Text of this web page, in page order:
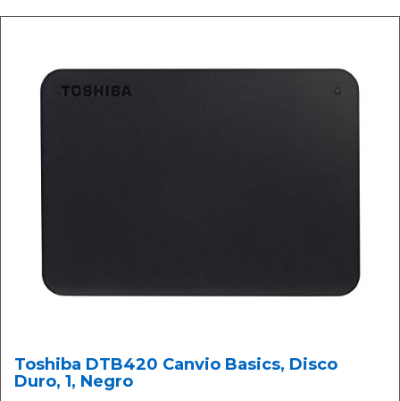
Toshiba DTB420 Canvio Basics, Disco
Duro, 1, Negro